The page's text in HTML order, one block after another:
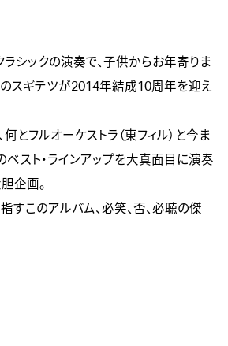
シックの演奏で、子供からお年寄りま
スギテツが2014年結成10周年を迎え
とフルオーケストラ（東フィル）と今ま
スト・ラインアップを大真面目に演奏
企画。
すこのアルバム、必笑、否、必聴の傑